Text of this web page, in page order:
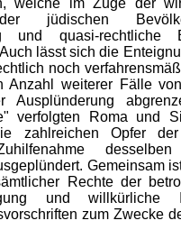
der jüdischen
und quasi-rechtliche
lässt sich die
noch
Anzahl weiterer Fälle
Ausplünderung
verfolgten Roma und
zahlreichen Opfer der
desselben
Gemeinsam
Rechte der
und willkürliche
zum Zwecke